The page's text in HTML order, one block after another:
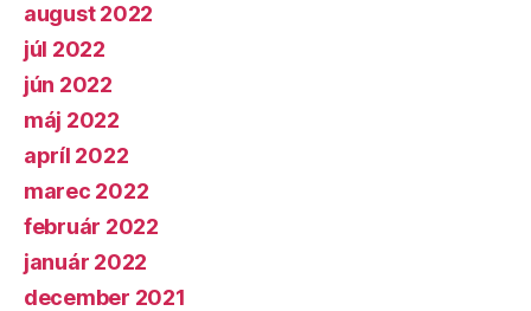
august 2022
júl 2022
jún 2022
máj 2022
apríl 2022
marec 2022
február 2022
január 2022
december 2021